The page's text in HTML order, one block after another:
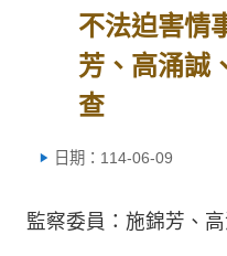
不法迫害情
芳、高涌誠
查
日期：114-06-09
監察委員：施錦芳、